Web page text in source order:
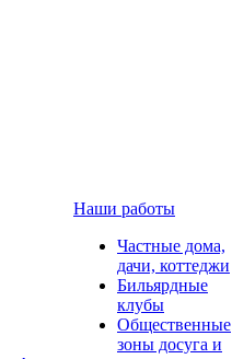
Наши работы
Частные дома,
дачи, коттеджи
Бильярдные
клубы
Общественные
зоны досуга и